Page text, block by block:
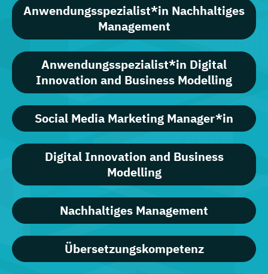
Anwendungsspezialist*in Nachhaltiges
Management
Anwendungsspezialist*in Digital
Innovation and Business Modelling
Social Media Marketing Manager*in
Digital Innovation and Business
Modelling
Nachhaltiges Management
Übersetzungskompetenz